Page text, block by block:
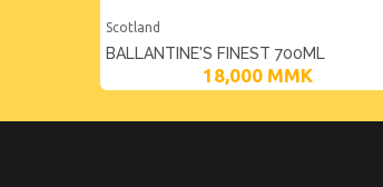
Scotland
BALLANTINE'S FINEST 700ML
18,000 MMK